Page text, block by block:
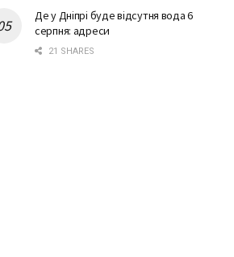
Де у Дніпрі буде відсутня вода 6
серпня: адреси
21 SHARES